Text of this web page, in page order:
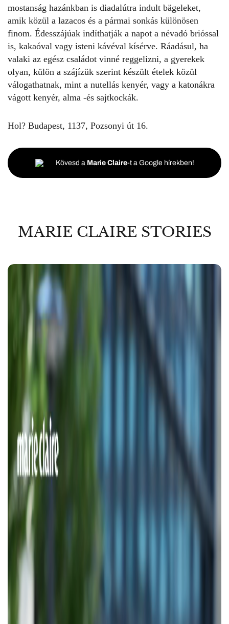
mostanság hazánkban is diadalútra indult bägeleket,
amik közül a lazacos és a pármai sonkás különösen
finom. Édesszájúak indíthatják a napot a névadó brióssal
is, kakaóval vagy isteni kávéval kísérve. Ráadásul, ha
valaki az egész családot vinné reggelizni, a gyerekek
olyan, külön a szájízük szerint készült ételek közül
válogathatnak, mint a nutellás kenyér, vagy a katonákra
vágott kenyér, alma -és sajtkockák.
Hol? Budapest, 1137, Pozsonyi út 16.
Kövesd a Marie Claire-t a Google hírekben!
MARIE CLAIRE STORIES